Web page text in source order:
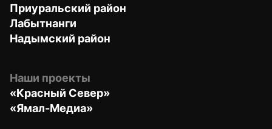
Приуральский район
Лабытнанги
Надымский район
Наши проекты
«Красный Север»
«Ямал-Медиа»